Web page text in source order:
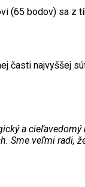
(65 bodov) sa z
časti najvyššej
a
Sme veľmi radi,